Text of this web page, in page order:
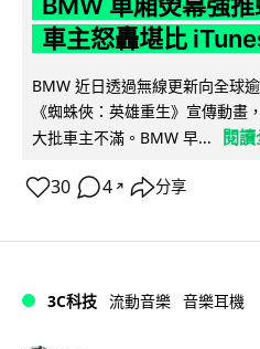
車主怒轟堪比
BMW 近日透過無線更新向全球
《蜘蛛俠：英雄重生》宣傳動畫
大批車主不滿。BMW 早...
閱
30 4 ↗ 分享
3C科技 流動音樂 音樂耳機